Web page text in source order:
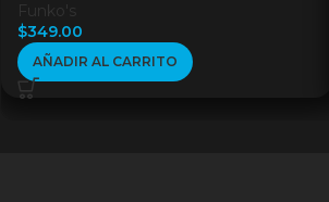
Funko's
$349.00
AÑADIR AL CARRITO